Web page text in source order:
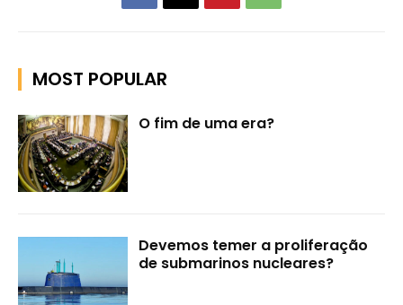
MOST POPULAR
O fim de uma era?
Devemos temer a proliferação
de submarinos nucleares?